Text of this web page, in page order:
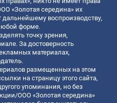
«Золотая середина» их
воспроизводству,
форме.
точку зрения,
За достоверность
материалах,
размещенных на этом
на страницу этого сайта,
упоминания, но без
ООО «Золотая середина»